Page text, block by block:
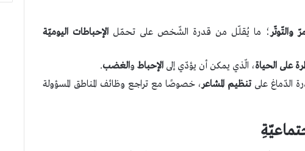
والتّوتّر ؛ ما يُقلّل من قدرة الشّخص على تحمّل الإحباطات اليوميّة
على الحياة، الّذي يمكن أن يؤدّي إلى الإحباطوالغضب.
الدّماغ علىتنظيم المشاعر ، خصوصًا مع تراجع وظائف المناطق المسؤولة